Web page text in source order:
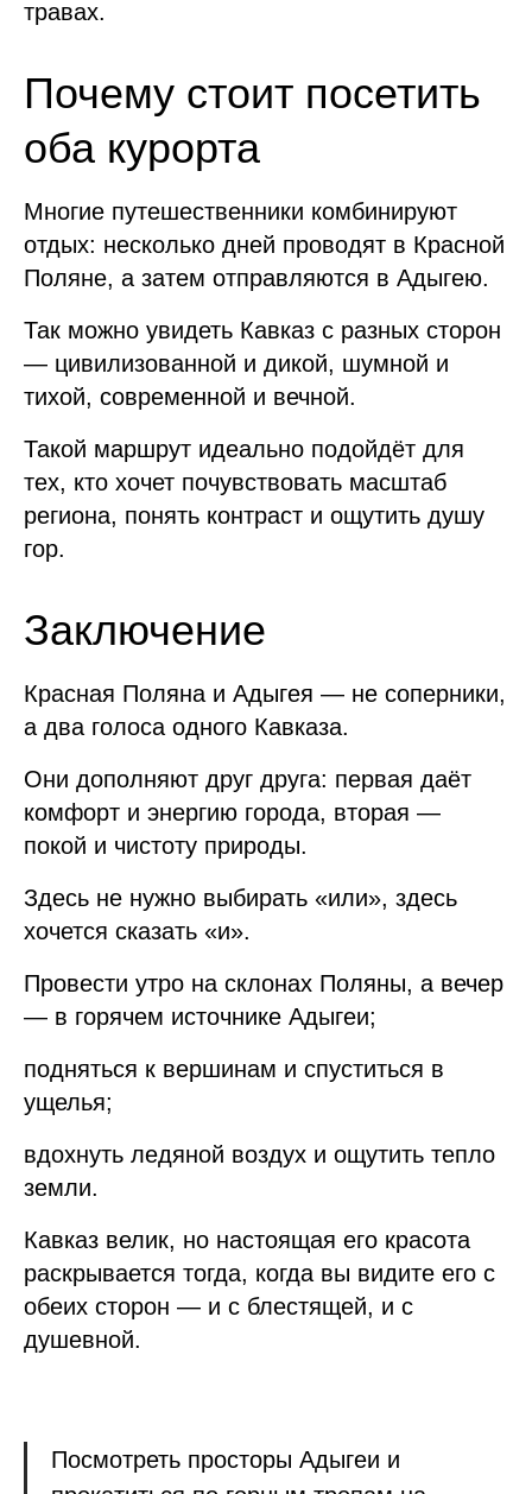
травах.
Почему стоит посетить
оба курорта
Многие путешественники комбинируют
отдых: несколько дней проводят в Красной
Поляне, а затем отправляются в Адыгею.
Так можно увидеть Кавказ с разных сторон
— цивилизованной и дикой, шумной и
тихой, современной и вечной.
Такой маршрут идеально подойдёт для
тех, кто хочет почувствовать масштаб
региона, понять контраст и ощутить душу
гор.
Заключение
Красная Поляна и Адыгея — не соперники,
а два голоса одного Кавказа.
Они дополняют друг друга: первая даёт
комфорт и энергию города, вторая —
покой и чистоту природы.
Здесь не нужно выбирать «или», здесь
хочется сказать «и».
Провести утро на склонах Поляны, а вечер
— в горячем источнике Адыгеи;
подняться к вершинам и спуститься в
ущелья;
вдохнуть ледяной воздух и ощутить тепло
земли.
Кавказ велик, но настоящая его красота
раскрывается тогда, когда вы видите его с
обеих сторон — и с блестящей, и с
душевной.
Посмотреть просторы Адыгеи и